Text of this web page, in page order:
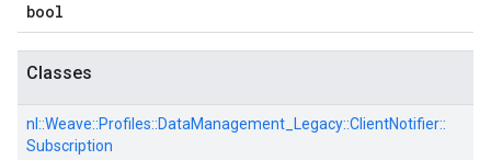
bool
Classes
nl::Weave::Profiles::DataManagement_Legacy::ClientNotifier::
Subscription